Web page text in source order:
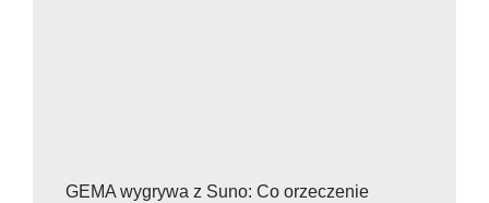
GEMA wygrywa z Suno: Co orzeczenie